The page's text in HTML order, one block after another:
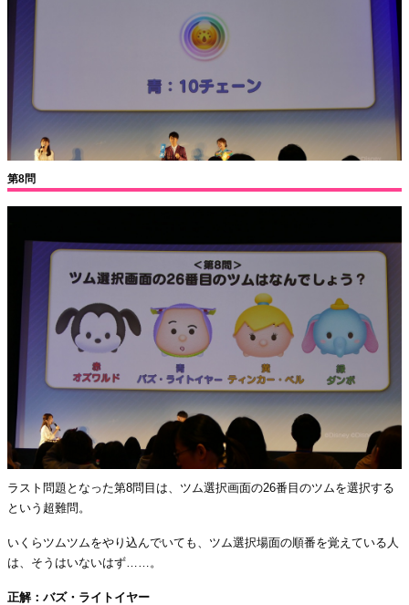
第8問
ラスト問題となった第8問目は、ツム選択画面の26番目のツムを選択する
という超難問。
いくらツムツムをやり込んでいても、ツム選択場面の順番を覚えている人
は、そうはいないはず……。
正解：バズ・ライトイヤー